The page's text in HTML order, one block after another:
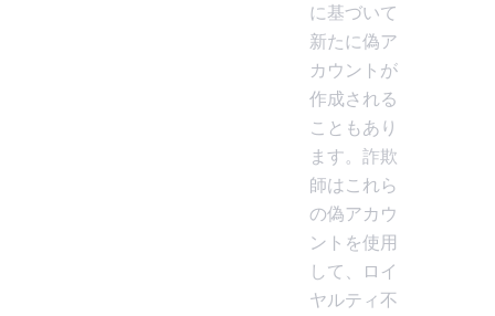
に基づいて
新たに偽ア
カウントが
作成される
こともあり
ます。詐欺
師はこれら
の偽アカウ
ントを使用
して、ロイ
ヤルティ不